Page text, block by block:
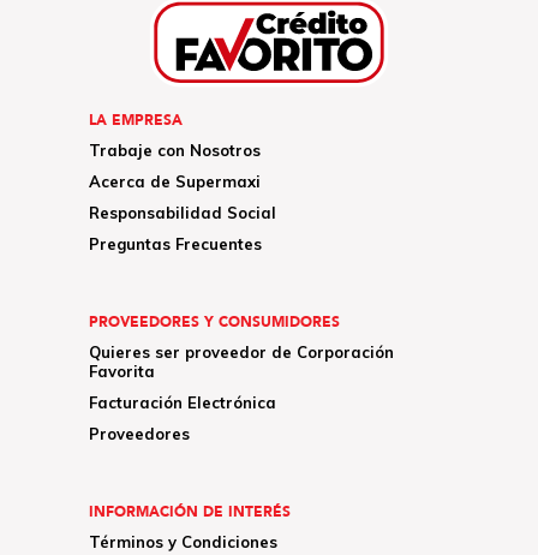
LA EMPRESA
Trabaje con Nosotros
Acerca de Supermaxi
Responsabilidad Social
Preguntas Frecuentes
PROVEEDORES Y CONSUMIDORES
Quieres ser proveedor de Corporación
Favorita
Facturación Electrónica
Proveedores
INFORMACIÓN DE INTERÉS
Términos y Condiciones